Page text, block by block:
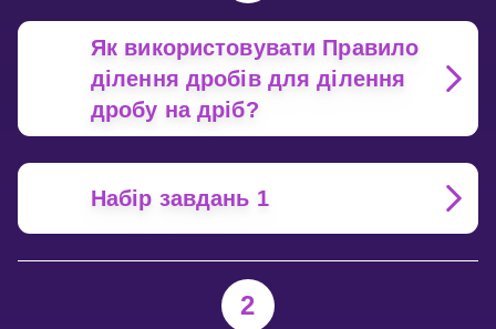
Як використовувати Правило
ділення дробів для ділення
дробу на дріб?
Набір завдань 1
2